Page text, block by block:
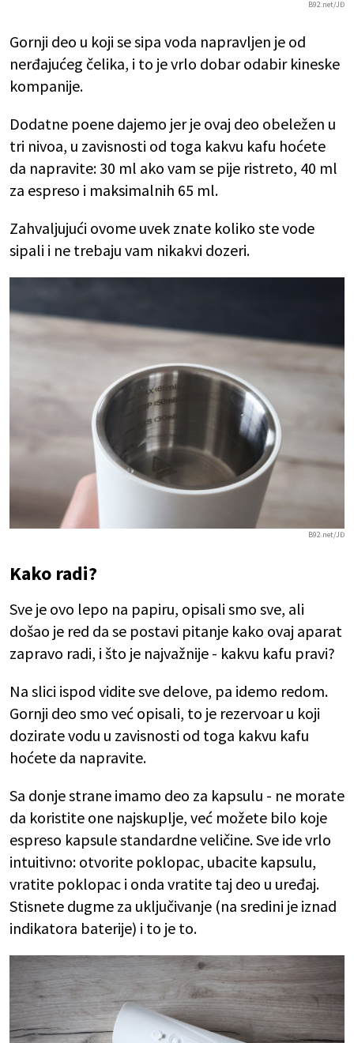
B92.net/JĐ
Gornji deo u koji se sipa voda napravljen je od
nerđajućeg čelika, i to je vrlo dobar odabir kineske
kompanije.
Dodatne poene dajemo jer je ovaj deo obeležen u
tri nivoa, u zavisnosti od toga kakvu kafu hoćete
da napravite: 30 ml ako vam se pije ristreto, 40 ml
za espreso i maksimalnih 65 ml.
Zahvaljujući ovome uvek znate koliko ste vode
sipali i ne trebaju vam nikakvi dozeri.
B92.net/JĐ
Kako radi?
Sve je ovo lepo na papiru, opisali smo sve, ali
došao je red da se postavi pitanje kako ovaj aparat
zapravo radi, i što je najvažnije - kakvu kafu pravi?
Na slici ispod vidite sve delove, pa idemo redom.
Gornji deo smo već opisali, to je rezervoar u koji
dozirate vodu u zavisnosti od toga kakvu kafu
hoćete da napravite.
Sa donje strane imamo deo za kapsulu - ne morate
da koristite one najskuplje, već možete bilo koje
espreso kapsule standardne veličine. Sve ide vrlo
intuitivno: otvorite poklopac, ubacite kapsulu,
vratite poklopac i onda vratite taj deo u uređaj.
Stisnete dugme za uključivanje (na sredini je iznad
indikatora baterije) i to je to.